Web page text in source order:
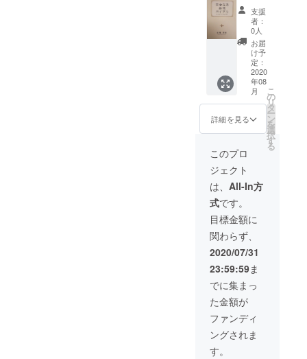
イン」に
は、過去15
年で8千件超
の相談が寄
せられてい
る。2018
年、一般社
団法人百寿
コンシェル
よび株式会
社百寿研を
設立。認知
症対策＆終
活支援の認
定資格「百
寿コンシェ
ルジュ」を
創設。元気
なうちから
そなえ、子
ども世代に
バトンタッ
チするエン
せてい
ただき
ます。
★『完
全なる
終活バ
イブ
ル』 ★
究極の
認知症
予防策
『老い
らくの
恋のす
すめ』
★終活
入門読
本『終
活はな
ぜうま
くいか
ないの
か』
支援
者：
0人
お届
け予
定：
2020
年08
月
詳細を見る
こ
の
リ
タ
ー
ン
を
選
択
す
る
このプロ
ジェクト
は、 All-In方
式です。
目標金額に
関わらず、
2020/07/31
23:59:59ま
でに集まっ
た金額が
ファンディ
ングされま
す。